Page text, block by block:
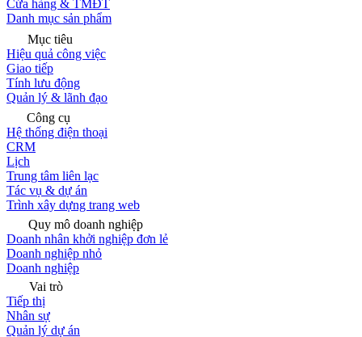
Cửa hàng & TMĐT
Danh mục sản phẩm
Mục tiêu
Hiệu quả công việc
Giao tiếp
Tính lưu động
Quản lý & lãnh đạo
Công cụ
Hệ thống điện thoại
CRM
Lịch
Trung tâm liên lạc
Tác vụ & dự án
Trình xây dựng trang web
Quy mô doanh nghiệp
Doanh nhân khởi nghiệp đơn lẻ
Doanh nghiệp nhỏ
Doanh nghiệp
Vai trò
Tiếp thị
Nhân sự
Quản lý dự án